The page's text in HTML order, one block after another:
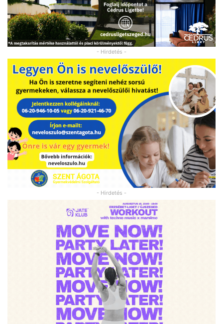
- Hirdetés -
- Hirdetés -